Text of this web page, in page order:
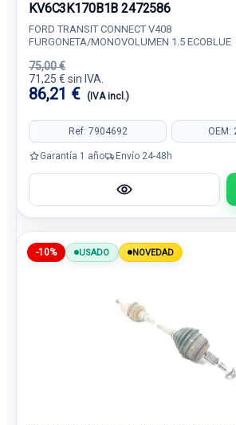
KV6C3K170B1B 2472586
FORD TRANSIT CONNECT V408
FURGONETA/MONOVOLUMEN 1.5 ECOBLUE
75,00 €
71,25 € sin IVA.
86,21 € (IVA incl.)
Ref: 7904692 OEM:
Garantía 1 año Envío 24-48h
-10% USADO NOVEDAD